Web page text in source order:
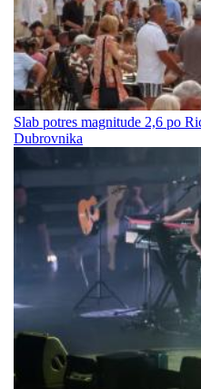
Slab potres magnitude 2,6 po
Dubrovnika